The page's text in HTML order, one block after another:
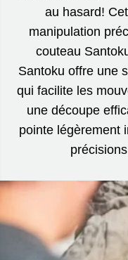
au hasard!
manipulation
couteau
Santoku offre une
qui facilite les
une découpe
pointe légèrement